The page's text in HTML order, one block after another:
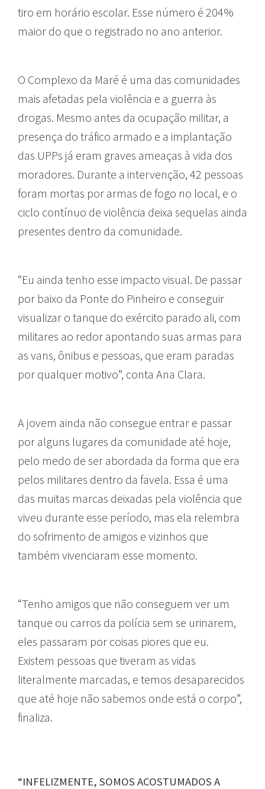
tiro em horário escolar. Esse número é 204%
maior do que o registrado no ano anterior.
O Complexo da Maré é uma das comunidades
mais afetadas pela violência e a guerra às
drogas. Mesmo antes da ocupação militar, a
presença do tráfico armado e a implantação
das UPPs já eram graves ameaças à vida dos
moradores. Durante a intervenção, 42 pessoas
foram mortas por armas de fogo no local, e o
ciclo contínuo de violência deixa sequelas ainda
presentes dentro da comunidade.
“Eu ainda tenho esse impacto visual. De passar
por baixo da Ponte do Pinheiro e conseguir
visualizar o tanque do exército parado ali, com
militares ao redor apontando suas armas para
as vans, ônibus e pessoas, que eram paradas
por qualquer motivo”, conta Ana Clara.
A jovem ainda não consegue entrar e passar
por alguns lugares da comunidade até hoje,
pelo medo de ser abordada da forma que era
pelos militares dentro da favela. Essa é uma
das muitas marcas deixadas pela violência que
viveu durante esse período, mas ela relembra
do sofrimento de amigos e vizinhos que
também vivenciaram esse momento.
“Tenho amigos que não conseguem ver um
tanque ou carros da polícia sem se urinarem,
eles passaram por coisas piores que eu.
Existem pessoas que tiveram as vidas
literalmente marcadas, e temos desaparecidos
que até hoje não sabemos onde está o corpo”,
finaliza.
“INFELIZMENTE, SOMOS ACOSTUMADOS A